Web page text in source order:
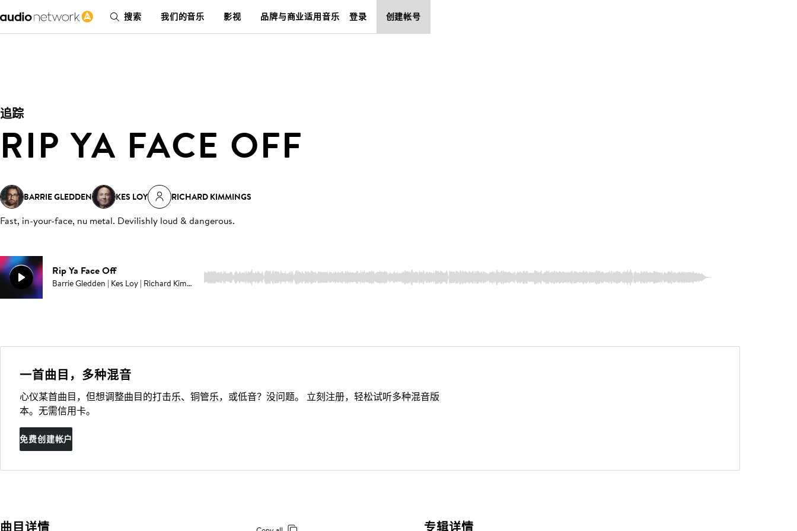
搜索 我们的音乐 影视 品牌与商业适用音乐 登录 创建帐号
追踪
RIP YA FACE OFF
BARRIE GLEDDEN KES LOY RICHARD KIMMINGS
Fast, in-your-face, nu metal. Devilishly loud & dangerous.
Rip Ya Face Off
Barrie Gledden | Kes Loy | Richard Kimmings 3:07
一首曲目，多种混音
心仪某首曲目，但想调整曲目的打击乐、铜管乐，或低音？没问题。 立刻注册，轻松试听多种混音版
本。无需信用卡。
免费创建帐户
曲目详情 专辑详情